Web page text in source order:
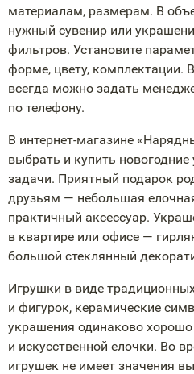
материалам, размерам. В
нужный сувенир или
фильтров. Установите
форме, цвету, комплектации.
всегда можно задать
по телефону.
В интернет-магазине
выбрать и купить
задачи. Приятный подарок
друзьям — небольшая
практичный аксессуар.
в квартире или офисе —
большой стеклянный
Игрушки в виде
и фигурок, керамические
украшения одинаково
и искусственной елочки. Во
игрушек не имеет значения